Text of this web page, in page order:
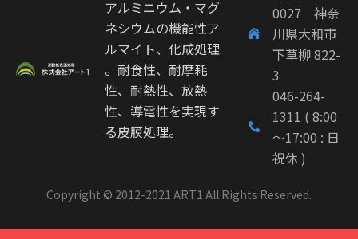
アルミニウム・マグ
ネシウムの機能性ア
ルマイト、化成処理
。耐食性、耐摩耗
性、耐熱性、放熱
性、導電性を実現す
る皮膜処理。
0027 神奈
川県大和市
下草柳 822-
3
046-264-
1311 ( 8:00
～17:00 : 日
祝休 )
Copyright © 2012-2021 ART1 All Rights Reserved.